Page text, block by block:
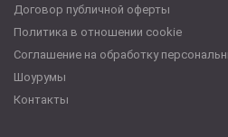
Договор публичной оферты
Политика в отношении cookie
Соглашение на обработку
Шоурумы
Контакты